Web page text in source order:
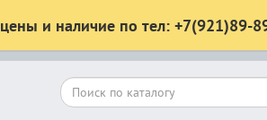
и наличие по тел: +7(921)89-